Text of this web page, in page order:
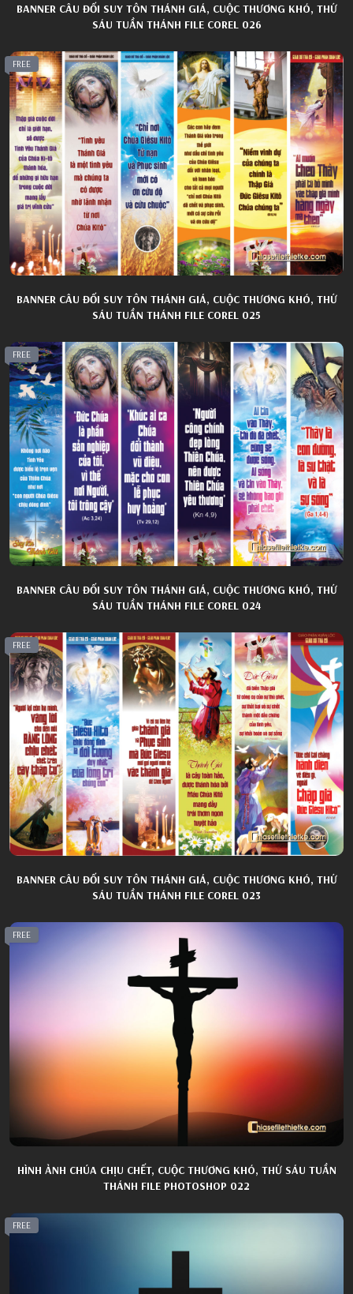
BANNER CÂU ĐỐI SUY TÔN THÁNH GIÁ, CUỘC THƯƠNG KHÓ, THỨ
SÁU TUẦN THÁNH FILE COREL 026
FREE
BANNER CÂU ĐỐI SUY TÔN THÁNH GIÁ, CUỘC THƯƠNG KHÓ, THỨ
SÁU TUẦN THÁNH FILE COREL 025
FREE
BANNER CÂU ĐỐI SUY TÔN THÁNH GIÁ, CUỘC THƯƠNG KHÓ, THỨ
SÁU TUẦN THÁNH FILE COREL 024
FREE
BANNER CÂU ĐỐI SUY TÔN THÁNH GIÁ, CUỘC THƯƠNG KHÓ, THỨ
SÁU TUẦN THÁNH FILE COREL 023
FREE
HÌNH ẢNH CHÚA CHỊU CHẾT, CUỘC THƯƠNG KHÓ, THỨ SÁU TUẦN
THÁNH FILE PHOTOSHOP 022
FREE